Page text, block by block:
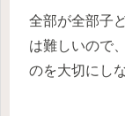
全部が全部子
は難しいので
のを大切にし